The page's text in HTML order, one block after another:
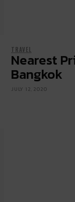
TRAVEL
Nearest
Bangkok
JULY 12, 2020
LIFE
6 โรงแรมห
พักผ่อนเหนือ